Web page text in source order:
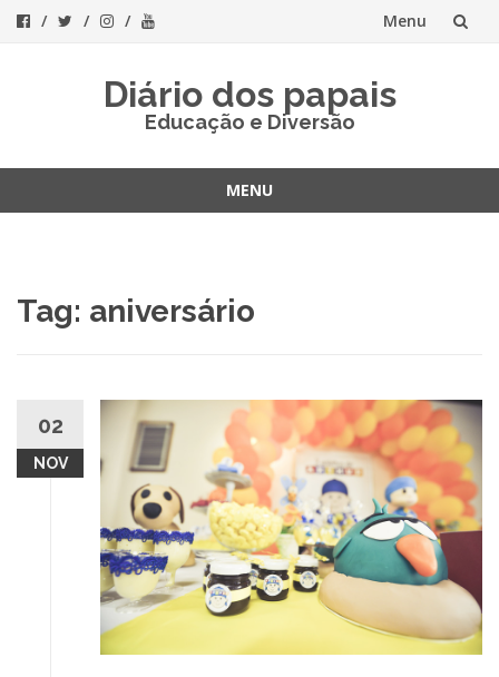
Menu
Diário dos papais
Educação e Diversão
MENU
Tag: aniversário
02
NOV